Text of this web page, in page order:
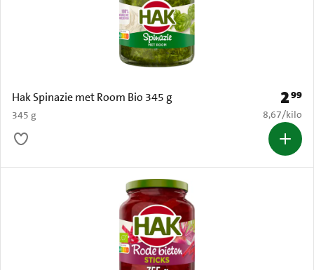
Hak Spinazie met Room Bio 345 g
345 g
Prijs:
299
€ 8,67 per
8,67/kilo